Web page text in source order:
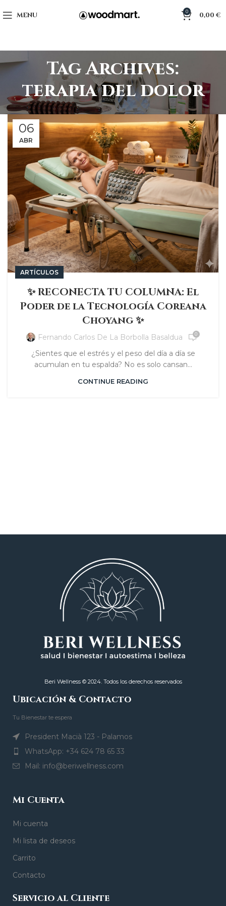
MENU 0 0,00€
Tag Archives:
terapia del dolor
06
ABR
ARTÍCULOS
✨ RECONECTA TU COLUMNA: El
Poder de la Tecnología Coreana
Choyang ✨
Fernando Carlos De La Borbolla Basaldua 0
¿Sientes que el estrés y el peso del día a día se
acumulan en tu espalda? No es solo cansan...
CONTINUE READING
Beri Wellness © 2024. Todos los derechos reservados
Ubicación & Contacto
Tu Bienestar te espera
President Macià 123 - Palamos
WhatsApp: +34 624 78 65 33
Mail: info@beriwellness.com
Mi Cuenta
Mi cuenta
Mi lista de deseos
Carrito
Contacto
Servicio al Cliente